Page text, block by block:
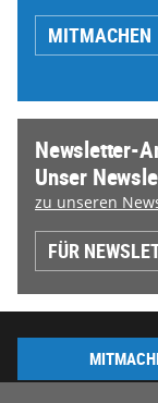
MITMACHEN
Newsletter-
Unser
zu unseren
FÜR